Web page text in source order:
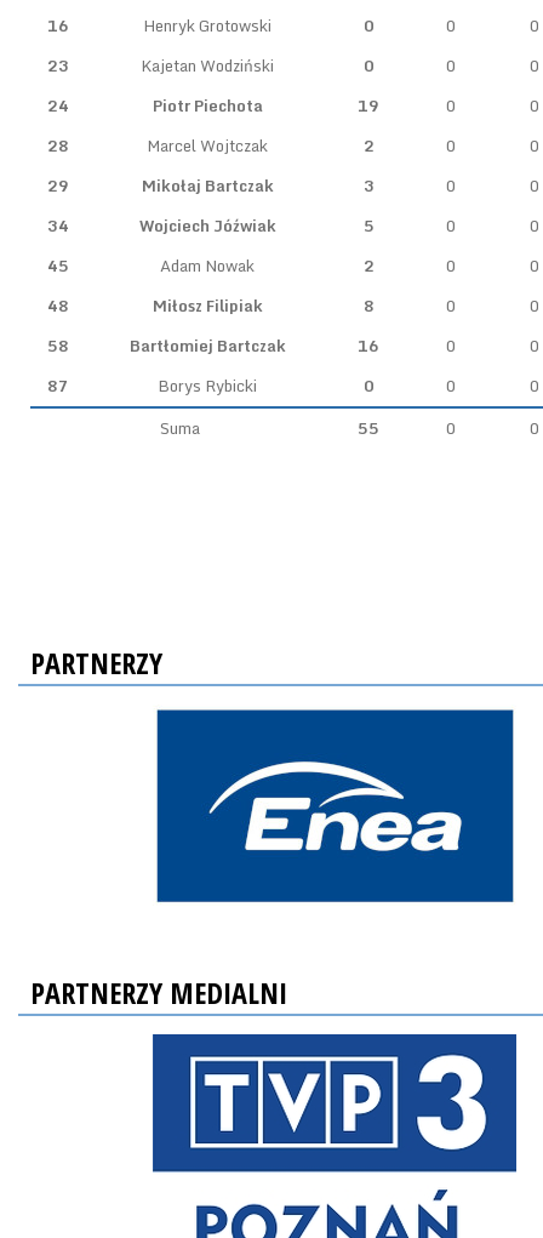
16
Henryk Grotowski 0 0
0
23
Kajetan Wodziński 0 0
0
24
Piotr Piechota 19 0
0
28
Marcel Wojtczak 2 0
0
29
Mikołaj Bartczak 3 0
0
34
Wojciech Jóźwiak 5 0
0
45
Adam Nowak 2 0
0
48
Miłosz Filipiak 8 0
0
58
Bartłomiej Bartczak 16 0
0
87
Borys Rybicki 0 0
0
Suma
55 0 0
PARTNERZY
PARTNERZY MEDIALNI